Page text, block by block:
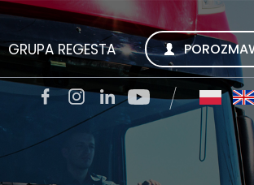
GRUPA REGESTA
REGESTA S.A.
QUALITY TRANS KWIECIEŃ SP. Z O.O.